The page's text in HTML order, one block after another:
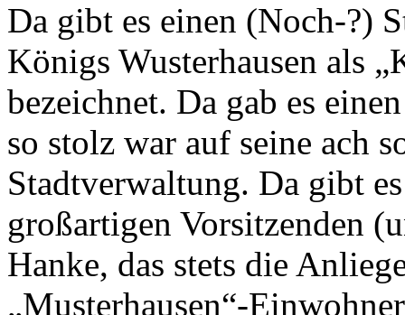
Da gibt es einen (Noch-?)
Königs Wusterhausen als
bezeichnet. Da gab es
so stolz war auf seine ach
Stadtverwaltung. Da gibt
großartigen Vorsitzenden
Hanke, das stets die
„Musterhausen“-